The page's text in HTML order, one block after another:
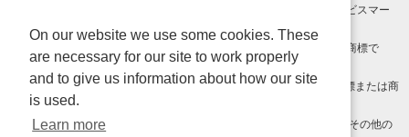
登録された Apple Inc. の商標です。App Store は Apple Inc. のサービスマー
クです。
Android、Google Play および Google Play ロゴ は Google LLC の商標で
す。
Windows は Microsoft Inc.の米国およびその他の国における登録商標または商
標です。
Adobe、Adobe Reader、Adobe PDF は、Adobe Inc.の米国およびその他の
On our website we use some cookies. These
are necessary for our site to work properly
and to give us information about how our site
is used.
Learn more